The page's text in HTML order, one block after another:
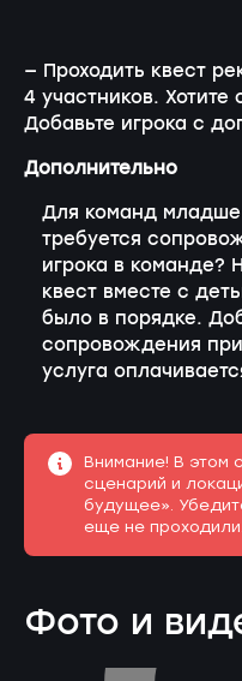
— Проходить квест
4 участников. Хотите
Добавьте игрока с
Дополнительно
Для команд младше
требуется
игрока в команде?
квест вместе с
было в порядке.
сопровождения
услуга
Внимание! В этом
сценарий и
будущее».
еще не проходили.
Фото и